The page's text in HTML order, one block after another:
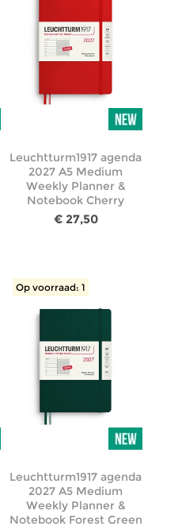
Leuchtturm1917 agenda
2027 A5 Medium
Weekly Planner &
Notebook Cherry
€ 27,50
Op voorraad: 1
Leuchtturm1917 agenda
2027 A5 Medium
Weekly Planner &
Notebook Forest Green